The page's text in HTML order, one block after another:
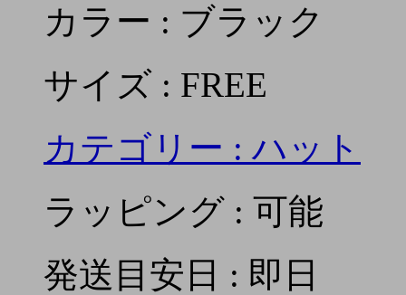
カラー : ブラック
サイズ : FREE
カテゴリー : ハット
ラッピング : 可能
発送目安日 : 即日